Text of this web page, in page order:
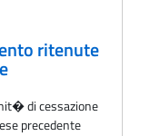
ritenute
di cessazione
precedente